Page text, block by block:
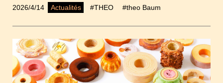
2026/4/14 Actualités #THEO #theo Baum